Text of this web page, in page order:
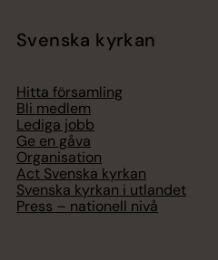
Svenska kyrkan
Hitta församling
Bli medlem
Lediga jobb
Ge en gåva
Organisation
Act Svenska kyrkan
Svenska kyrkan i utlandet
Press – nationell nivå